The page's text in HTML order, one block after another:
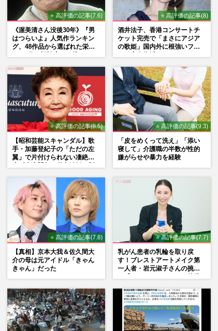
⭐ 高評価の記事(7.6)
《渥美清さん没後30年》『男
はつらいよ』人気作ランキン
グ、48作品から選ばれた栄え
⭐ 高評価の記事(8)
酒井法子、香港コンサートチ
ケット完売で「まさにアジア
の歌姫」国内外に根強いファ
⭐ 高評価の記事(8.5)
【昭和芸能スキャンダル】歌
手・加藤登紀子の「ただの左
翼」で片付けられない凄絶半
⭐ 高評価の記事(9.3)
「皮をめくって洗え」「添い
寝して」介護職の半数が性的
嫌がらせや暴力を経験
⭐ 高評価の記事(7.8)
【真相】京本大我＆佐久間大
介の母は元アイドル「きゃん
きゃん」だった
⭐ 高評価の記事(7.7)
乳がん患者の乳輪を取り戻
す！ブレストアートメイク第
一人者・岩元淑子さんの挑戦